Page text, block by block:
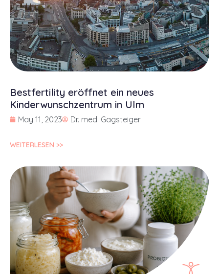
Bestfertility eröffnet ein neues
Kinderwunschzentrum in Ulm
May 11, 2023 Dr. med. Gagsteiger
WEITERLESEN >>